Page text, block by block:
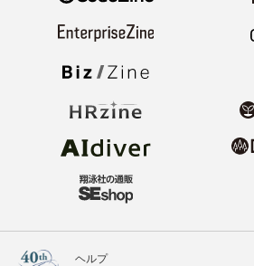
ヘルプ